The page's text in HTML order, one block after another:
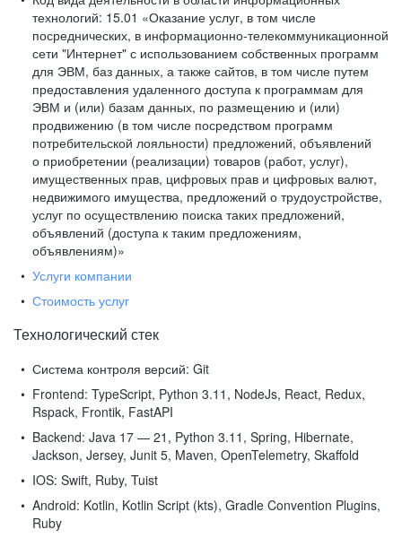
технологий: 15.01 «Оказание услуг, в том числе
посреднических, в информационно-телекоммуникационной
сети "Интернет" с использованием собственных программ
для ЭВМ, баз данных, а также сайтов, в том числе путем
предоставления удаленного доступа к программам для
ЭВМ и (или) базам данных, по размещению и (или)
продвижению (в том числе посредством программ
потребительской лояльности) предложений, объявлений
о приобретении (реализации) товаров (работ, услуг),
имущественных прав, цифровых прав и цифровых валют,
недвижимого имущества, предложений о трудоустройстве,
услуг по осуществлению поиска таких предложений,
объявлений (доступа к таким предложениям,
объявлениям)»
Услуги компании
Стоимость услуг
Технологический стек
Система контроля версий: Git
Frontend: TypeScript, Python 3.11, NodeJs, React, Redux,
Rspack, Frontik, FastAPI
Backend: Java 17 — 21, Python 3.11, Spring, Hibernate,
Jackson, Jersey, Junit 5, Maven, OpenTelemetry, Skaffold
IOS: Swift, Ruby, Tuist
Android: Kotlin, Kotlin Script (kts), Gradle Convention Plugins,
Ruby